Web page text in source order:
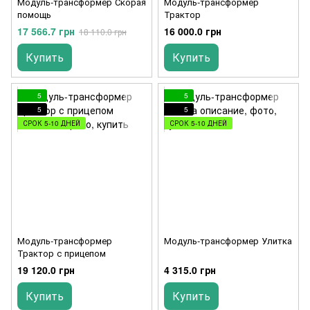
помощь
17 566.7 грн 18 110.0 грн
Купить
Трактор
16 000.0 грн
Купить
5
5
СРОК 5-10 ДНЕЙ
Модуль-трансформер
Трактор с прицепом
19 120.0 грн
Купить
5
5
СРОК 5-10 ДНЕЙ
Модуль-трансформер Улитка
4 315.0 грн
Купить